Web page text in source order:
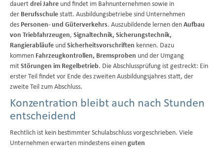
dauert drei Jahre und findet im Bahnunternehmen sowie in
der Berufsschule statt. Ausbildungsbetriebe sind Unternehmen
des Personen- und Güterverkehrs. Auszubildende lernen den Aufbau
von Triebfahrzeugen, Signaltechnik, Sicherungstechnik,
Rangierabläufe und Sicherheitsvorschriften kennen. Dazu
kommen Fahrzeugkontrollen, Bremsproben und der Umgang
mit Störungen im Regelbetrieb. Die Abschlussprüfung ist gestreckt: Ein
erster Teil findet vor Ende des zweiten Ausbildungsjahres statt, der
zweite Teil zum Abschluss.
Konzentration bleibt auch nach Stunden
entscheidend
Rechtlich ist kein bestimmter Schulabschluss vorgeschrieben. Viele
Unternehmen erwarten mindestens einen guten